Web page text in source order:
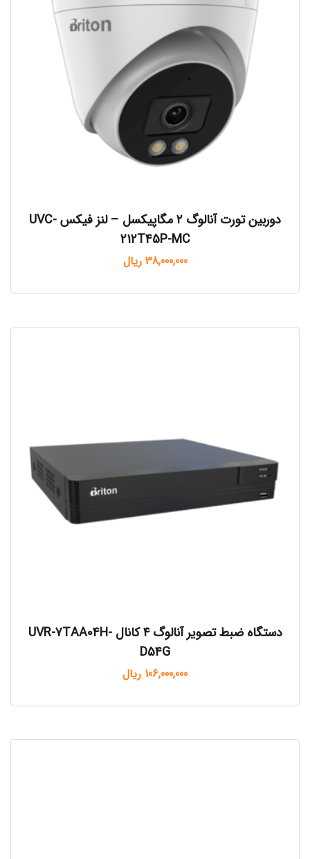
دوربین تورت آنالوگ ۲ مگاپیکسل – لنز فیکس UVC-
212T45P-MC
38,000,000 ریال
دستگاه ضبط تصویر آنالوگ ۴ کانال UVR-7TAA04H-
D54G
106,000,000 ریال